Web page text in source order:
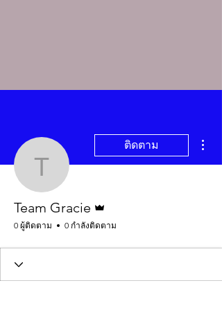
Team Gracie
ติดตาม
Team Gracie
0 ผู้ติดตาม 0 กำลังติดตาม